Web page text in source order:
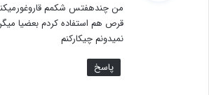
:
من چندهفتس شکمم
قرص هم استفاده کردم بعضیا
نمیدونم چیکارکنم
پاسخ